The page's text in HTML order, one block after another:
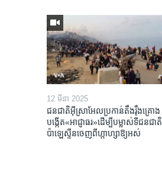
12 មីនា 2025
ជនជាតិ​អ៊ីស្រាអែល​ប្រកាន់​តឹងរ៉ឹង​គ្រោង​
បង្កើត​«អាជ្ញាធរ‍»​ដើម្បី​បម្លាស់​ទី​ជនជាតិ​
ប៉ាឡេស្ទីន​ចេញពី​ហ្កាហ្សា​ឱ្យ​អស់